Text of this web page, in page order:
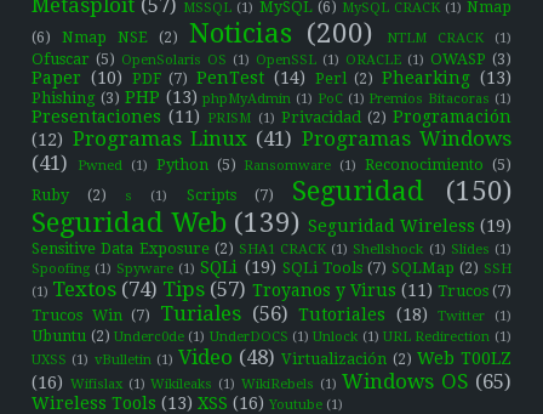
MSSQL (1) MySQL (6) MySQL CRACK (1) Nmap
(6)
Nmap NSE (2) Noticias (200) NTLM CRACK (1)
Ofuscar (5) OpenSolaris OS (1) OpenSSL (1) ORACLE (1) OWASP (3)
Paper (10) PDF (7) PenTest (14) Perl (2) Phearking (13)
Phishing (3) PHP (13) phpMyAdmin (1) PoC (1) Premios Bitacoras (1)
Presentaciones (11) PRISM (1) Privacidad (2) Programación
(12) Programas Linux (41) Programas Windows
(41)
Pwned (1) Python (5) Ransomware (1) Reconocimiento (5)
Ruby
(2) s (1) Scripts (7) Seguridad
(150)
Seguridad Web (139) Seguridad Wireless (19)
Sensitive Data Exposure (2) SHA1 CRACK (1) Shellshock (1) Slides (1)
Spoofing (1) Spyware (1) SQLi (19) SQLi Tools (7) SQLMap (2) SSH
(1) Textos (74) Tips (57) Troyanos y Virus (11) Trucos (7)
Trucos Win (7) Turiales (56) Tutoriales (18) Twitter (1)
Ubuntu (2) Underc0de (1) UnderDOCS (1) Unlock (1) URL Redirection (1)
UXSS (1) vBulletin (1) Video (48) Virtualización (2) Web T00LZ
(16) Wifislax (1) Wikileaks (1) WikiRebels (1) Windows OS (65)
Wireless Tools (13) XSS (16) Youtube (1)